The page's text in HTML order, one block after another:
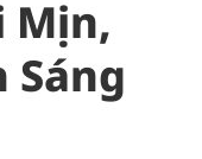
Mịn,
Sáng